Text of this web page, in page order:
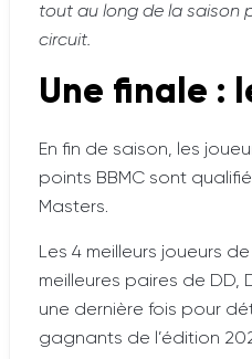
tout au long de la saison
circuit.
Une finale :
En fin de saison, les
points BBMC sont
Masters.
Les 4 meilleurs joueurs
meilleures paires de DD,
une dernière fois pour
gagnants de l’édition